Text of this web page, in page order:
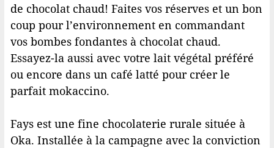
fondantes
chocolat
au
lait
(3
saveurs)
de chocolat chaud! Faites vos réserves et un bon
coup pour l’environnement en commandant
vos bombes fondantes à chocolat chaud.
Essayez-la aussi avec votre lait végétal préféré
ou encore dans un café latté pour créer le
parfait mokaccino.
Fays est une fine chocolaterie rurale située à
Oka. Installée à la campagne avec la conviction